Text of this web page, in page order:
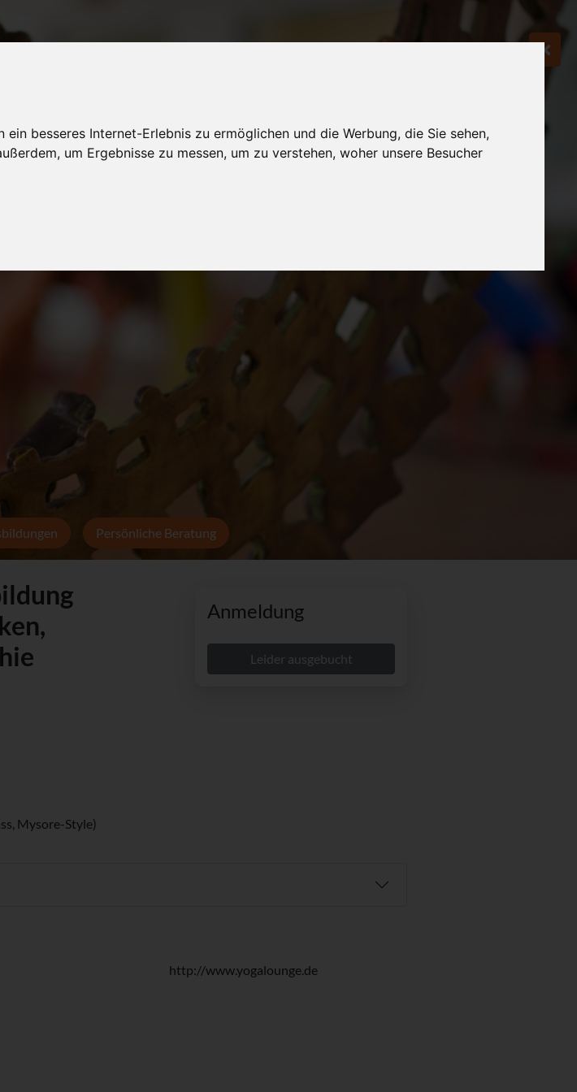
besseres Internet-Erlebnis zu ermöglichen und die Werbung, die Sie sehen,
um Ergebnisse zu messen, um zu verstehen, woher unsere Besucher
Persönliche Beratung
Anmeldung
Leider ausgebucht
Mysore-Style)
http://www.yogalounge.de